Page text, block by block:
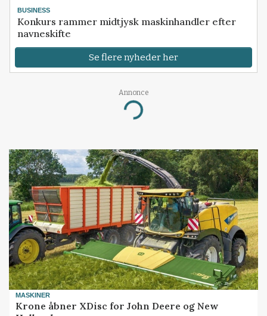
BUSINESS
Konkurs rammer midtjysk maskinhandler efter
navneskifte
Se flere nyheder her
Annonce
Loading...
MASKINER
Krone åbner XDisc for John Deere og New